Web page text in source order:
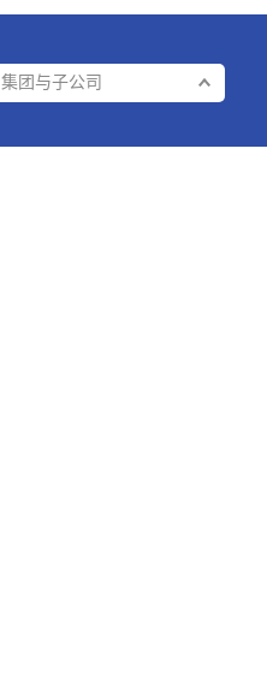
集团与子公司